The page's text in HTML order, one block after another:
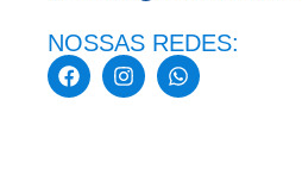
NOSSAS REDES: